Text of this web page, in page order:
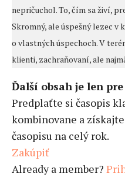
nepričuchol. To, čím sa živí,
Skromný, ale úspešný lezec
o vlastných úspechoch. V
klienti, zachraňovaní, ale
Ďalší obsah je len
Predplaťte si časopis
kombinovane a
časopisu na celý rok.
Zakúpiť
Already a member?